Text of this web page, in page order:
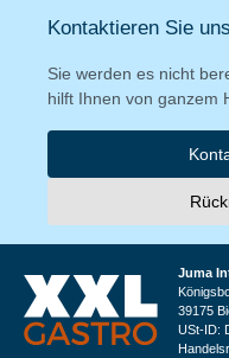
Kontaktieren Sie
Sie werden es nicht
hilft Ihnen von ganzem
Juma
39175
USt-ID: